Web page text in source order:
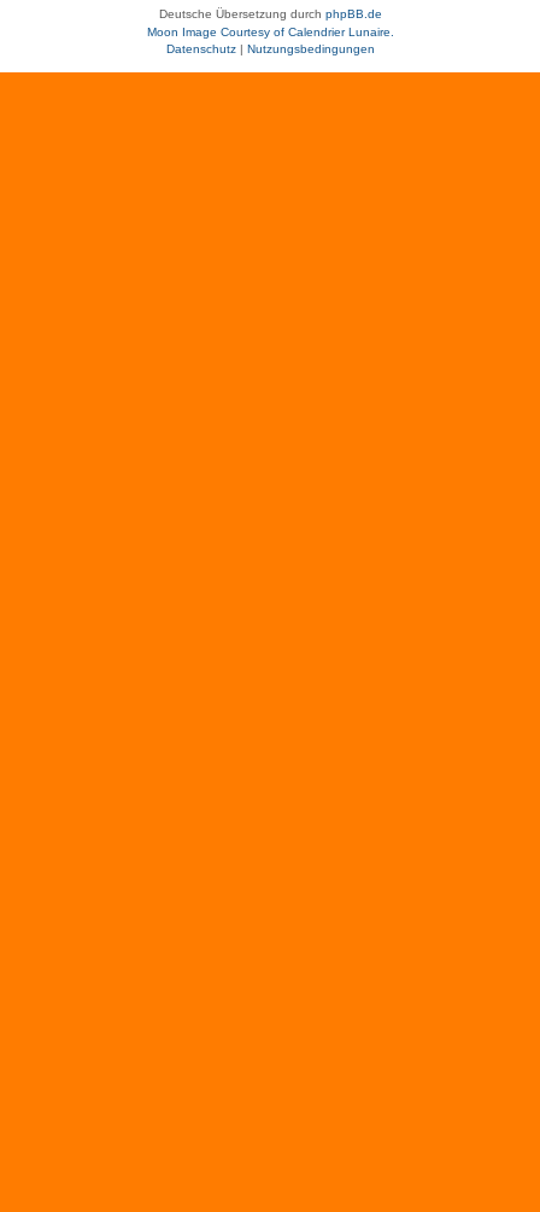
Deutsche Übersetzung durch phpBB.de
Moon Image Courtesy of Calendrier Lunaire.
Datenschutz| Nutzungsbedingungen